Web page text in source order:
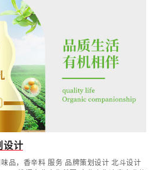
设计
品，香辛料 服务 品牌策划设计 北斗设计